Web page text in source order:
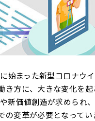
始まった新型コロナウ
き方に、大きな変化を起
新価値創造が求められ
変革が必要となってい